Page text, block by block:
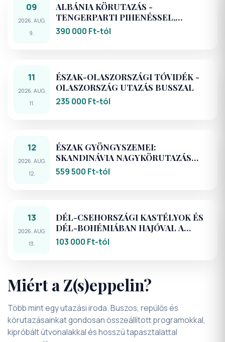
2026. AUG.
9.
TENGERPARTI PIHENÉSSEL,
KIRÁNDULÁSOKKAL - REPÜLŐVEL
390 000 Ft-tól
2026. AUG.
11.
OLASZORSZÁG UTAZÁS BUSSZAL
235 000 Ft-tól
2026. AUG.
12.
SKANDINÁVIA NAGYKÖRUTAZÁS
AUTÓBUSSZAL
559 500 Ft-tól
2026. AUG.
13.
DÉL-BOHÉMIÁBAN HAJÓVAL A
MOLDVÁN - KÖRUTAZÁS BUSSZAL
103 000 Ft-tól
Miért a Z(s)eppelin?
körutazásainkat gondosan összeállított programokkal,
kipróbált útvonalakkal és hosszú tapasztalattal
szervezzük.